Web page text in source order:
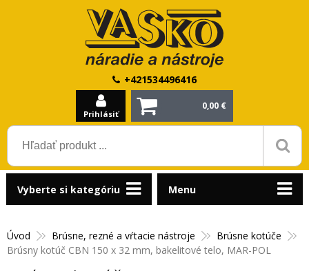
+421534496416
Prihlásiť
0,00 €
Úvod Brúsne, rezné a vŕtacie nástroje
Brúsne kotúče
Brúsny kotúč CBN 150 x 32 mm, bakelitové telo, MAR-POL
Vyberte si kategóriu Menu